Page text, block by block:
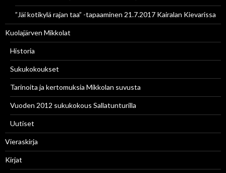
”Jäi kotikylä rajan taa” -tapaaminen 21.7.2017 Kairalan Kievarissa
Kuolajärven Mikkolat
Historia
Sukukokoukset
Tarinoita ja kertomuksia Mikkolan suvusta
Vuoden 2012 sukukokous Sallatunturilla
Uutiset
Vieraskirja
Kirjat